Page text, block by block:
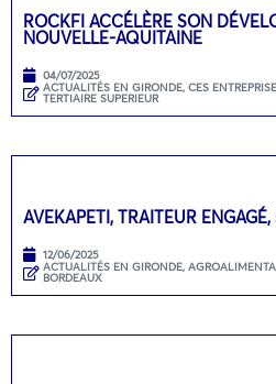
ROCKFI ACCÉLÈRE SON
NOUVELLE-AQUITAINE
04/07/2025
ACTUALITÉS EN GIRONDE, CES
TERTIAIRE SUPERIEUR
AVEKAPETI, TRAITEUR
12/06/2025
ACTUALITÉS EN GIRONDE,
BORDEAUX